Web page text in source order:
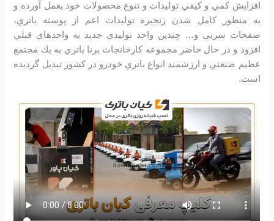
افزايش كمي و كيفي توليدات و تنوع محصولات خود بعمل آورده و
به منظور كامل شدن زنجيره توليدات اعم از پوسته باتري،
صفحات سربي و… چندين واحد توليدي جديد به واحدهاي قبلي
افزود و در حال حاضر مجموعه كارخانجات برنا باتري به يك مجتمع
عظيم صنعتي و ارزشمند انواع باتري خودرو در کشور تبديل گرديده
است.